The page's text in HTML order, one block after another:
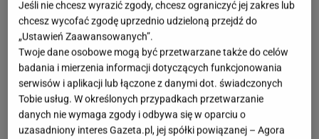
Jeśli nie chcesz wyrazić zgody, chcesz ograniczyć jej zakres lub
chcesz wycofać zgodę uprzednio udzieloną przejdź do
„Ustawień Zaawansowanych”.
Twoje dane osobowe mogą być przetwarzane także do celów
badania i mierzenia informacji dotyczących funkcjonowania
serwisów i aplikacji lub łączone z danymi dot. świadczonych
Tobie usług. W określonych przypadkach przetwarzanie
danych nie wymaga zgody i odbywa się w oparciu o
uzasadniony interes Gazeta.pl, jej spółki powiązanej – Agora